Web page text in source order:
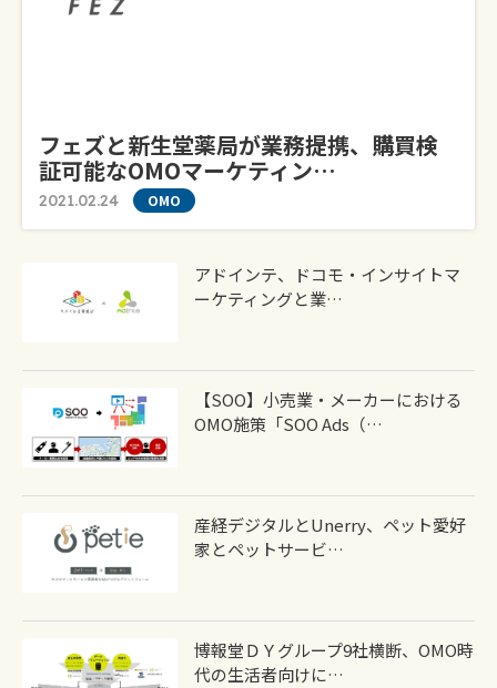
フェズと新生堂薬局が業務提携、購買検
証可能なOMOマーケティン…
2021.02.24 OMO
アドインテ、ドコモ・インサイトマ
ーケティングと業…
【SOO】小売業・メーカーにおける
OMO施策「SOO Ads（…
産経デジタルとunerry、ペット愛好
家とペットサービ…
博報堂ＤＹグループ9社横断、OMO時
代の生活者向けに…